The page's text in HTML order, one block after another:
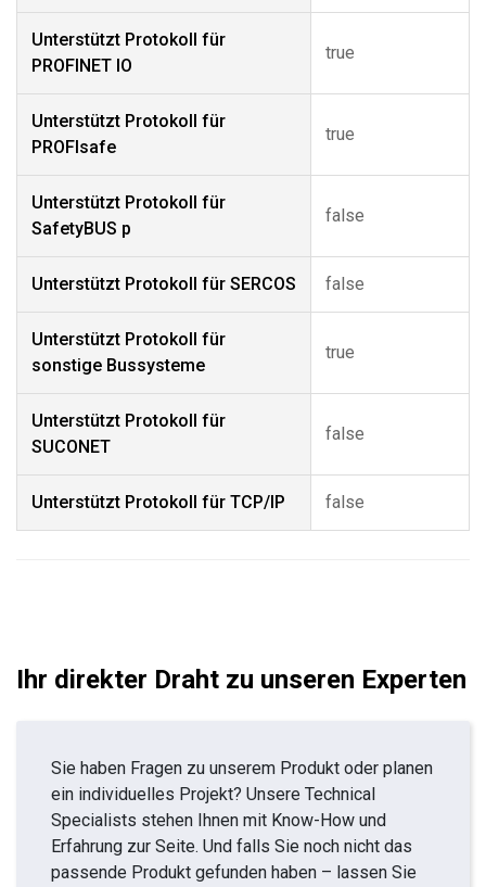
Unterstützt Protokoll für
PROFINET IO
true
Unterstützt Protokoll für
PROFIsafe
true
Unterstützt Protokoll für
SafetyBUS p
false
Unterstützt Protokoll für SERCOS false
Unterstützt Protokoll für
sonstige Bussysteme
true
Unterstützt Protokoll für
SUCONET
false
Unterstützt Protokoll für TCP/IP false
Ihr direkter Draht zu unseren Experten
Sie haben Fragen zu unserem Produkt oder planen
ein individuelles Projekt? Unsere Technical
Specialists stehen Ihnen mit Know-How und
Erfahrung zur Seite. Und falls Sie noch nicht das
passende Produkt gefunden haben – lassen Sie